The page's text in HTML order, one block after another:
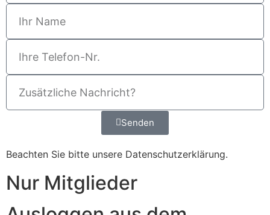
Senden
Beachten Sie bitte unsere Datenschutzerklärung.
Nur Mitglieder